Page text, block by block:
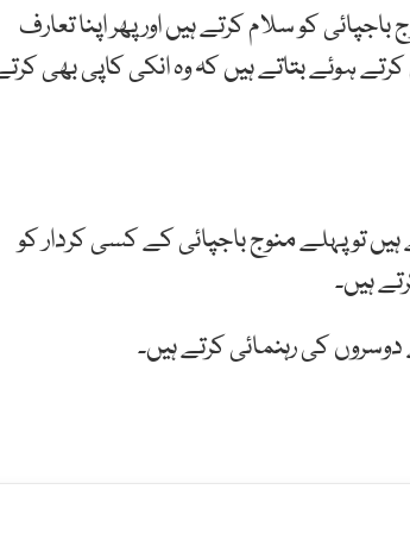
کو سلام کرتے ہیں اور پھر اپنا تعارف
ہوئے بتاتے ہیں کہ وہ انکی کاپی بھی
تو پہلے منوج باجپائی کے کسی کردار کو
ہیں۔
دوسروں کی رہنمائی کرتے ہیں۔